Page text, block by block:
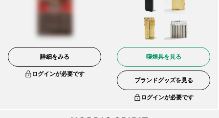
詳細をみる
ログインが必要です
喫煙具を見る
ブランドグッズを見る
ログインが必要です